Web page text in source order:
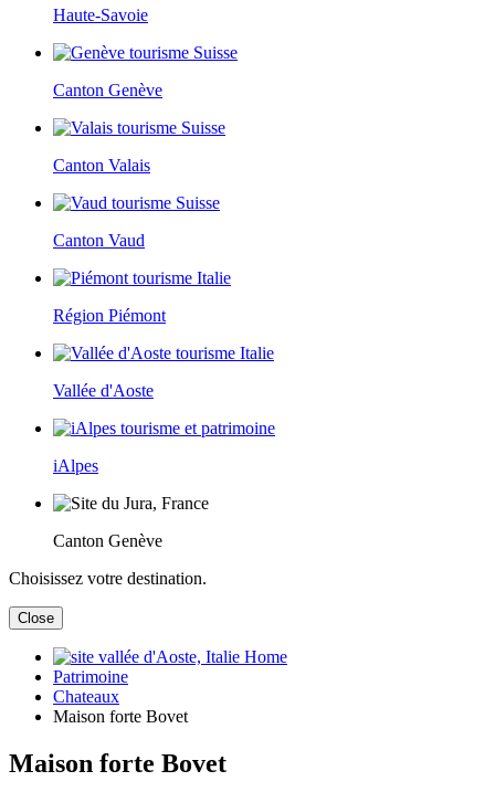
Haute-Savoie
Canton Genève
Canton Valais
Canton Vaud
Région Piémont
Vallée d'Aoste
iAlpes
Canton Genève
Choisissez votre destination.
Close
Home
Patrimoine
Chateaux
Maison forte Bovet
Maison forte Bovet